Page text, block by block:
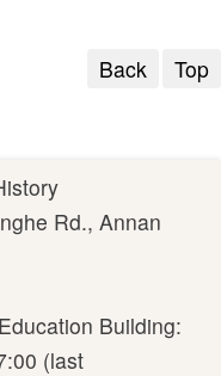
Back Top
Rd., Annan
Building:
(last